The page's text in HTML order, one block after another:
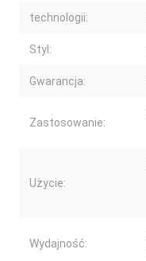
technologii:
Styl:
Gwarancja:
Zastosowanie:
Użycie:
Wydajność: